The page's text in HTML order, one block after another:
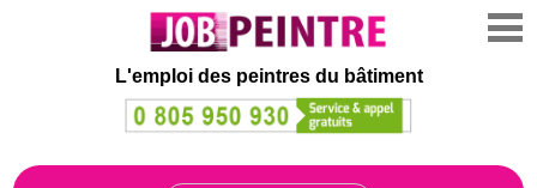
L'emploi des peintres du bâtiment